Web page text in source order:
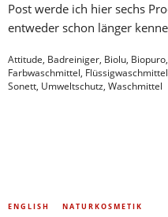
Post werde ich hier sechs
entweder schon länger
Attitude, Badreiniger, Biolu, Biopuro,
Farbwaschmittel, Flüssigwaschmittel
Sonett, Umweltschutz, Waschmittel
ENGLISH NATURKOSMETIK